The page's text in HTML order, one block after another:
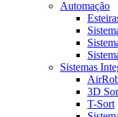
Automação
Sistemas
3D
T-Sort